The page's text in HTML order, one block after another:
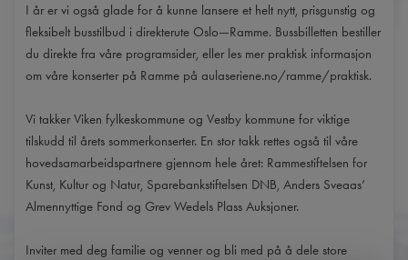
I år er vi også glade for å kunne lansere et helt nytt, prisgunstig og
fleksibelt busstilbud i direkterute Oslo—Ramme. Bussbilletten bestiller
du direkte fra våre programsider, eller les mer praktisk informasjon
om våre konserter på Ramme på aulaseriene.no/ramme/praktisk.
Vi takker Viken fylkeskommune og Vestby kommune for viktige
tilskudd til årets sommerkonserter. En stor takk rettes også til våre
hovedsamarbeidspartnere gjennom hele året: Rammestiftelsen for
Kunst, Kultur og Natur, Sparebankstiftelsen DNB, Anders Sveaas’
Almennyttige Fond og Grev Wedels Plass Auksjoner.
Inviter med deg familie og venner og bli med på å dele store